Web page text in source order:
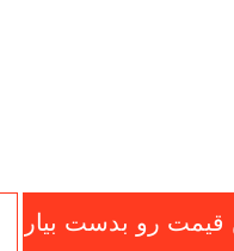
قیمت رو بدست بیار